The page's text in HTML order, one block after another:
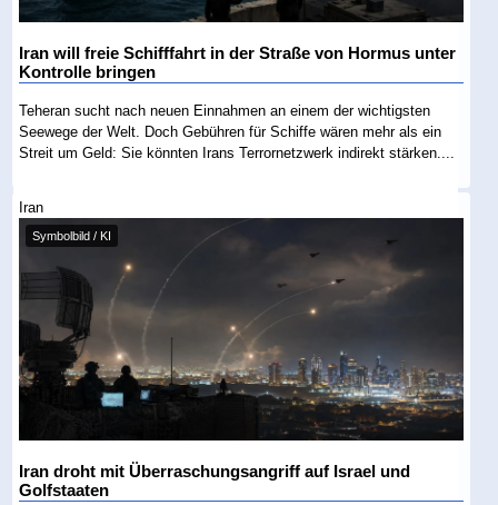
Iran will freie Schifffahrt in der Straße von Hormus unter
Kontrolle bringen
Teheran sucht nach neuen Einnahmen an einem der wichtigsten
Seewege der Welt. Doch Gebühren für Schiffe wären mehr als ein
Streit um Geld: Sie könnten Irans Terrornetzwerk indirekt stärken....
Iran
Symbolbild / KI
Iran droht mit Überraschungsangriff auf Israel und
Golfstaaten